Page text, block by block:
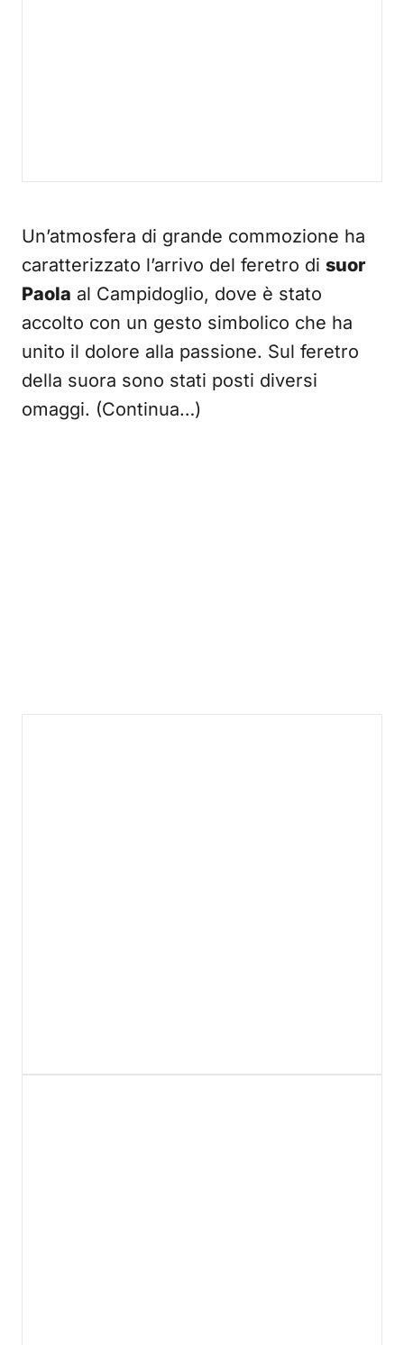
Un’atmosfera di grande commozione ha
caratterizzato l’arrivo del feretro di suor
Paola al Campidoglio, dove è stato
accolto con un gesto simbolico che ha
unito il dolore alla passione. Sul feretro
della suora sono stati posti diversi
omaggi. (Continua…)